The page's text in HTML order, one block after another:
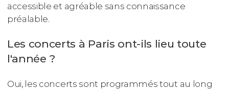
accessible et agréable sans connaissance
préalable.
Les concerts à Paris ont-ils lieu toute
l'année ?
Oui, les concerts sont programmés tout au long